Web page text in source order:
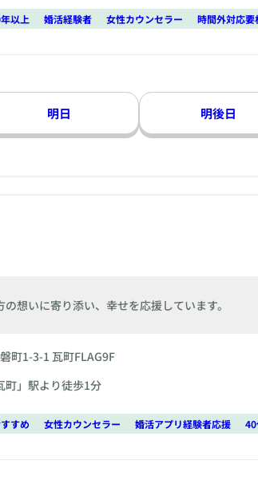
以上 婚活経験者 女性カウンセラー 時間外対応要
明日 明後日
想いに寄り添い、幸せを応援しています。
町1-3-1 瓦町FLAG9F
町」駅より徒歩1分
すめ 女性カウンセラー 婚活アプリ経験者応援